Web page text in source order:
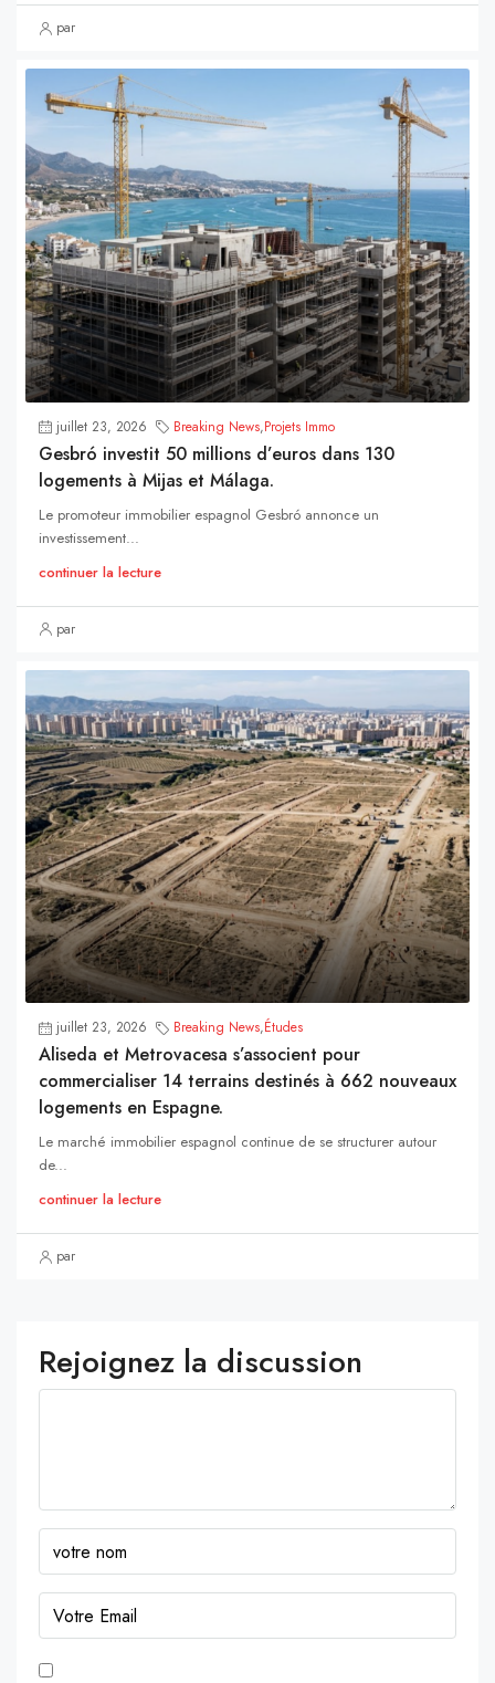
par
juillet 23, 2026 Breaking News,Projets Immo
Gesbró investit 50 millions d’euros dans 130
logements à Mijas et Málaga.
Le promoteur immobilier espagnol Gesbró annonce un
investissement...
continuer la lecture
par
juillet 23, 2026 Breaking News,Études
Aliseda et Metrovacesa s’associent pour
commercialiser 14 terrains destinés à 662 nouveaux
logements en Espagne.
Le marché immobilier espagnol continue de se structurer autour
de...
continuer la lecture
par
Rejoignez la discussion